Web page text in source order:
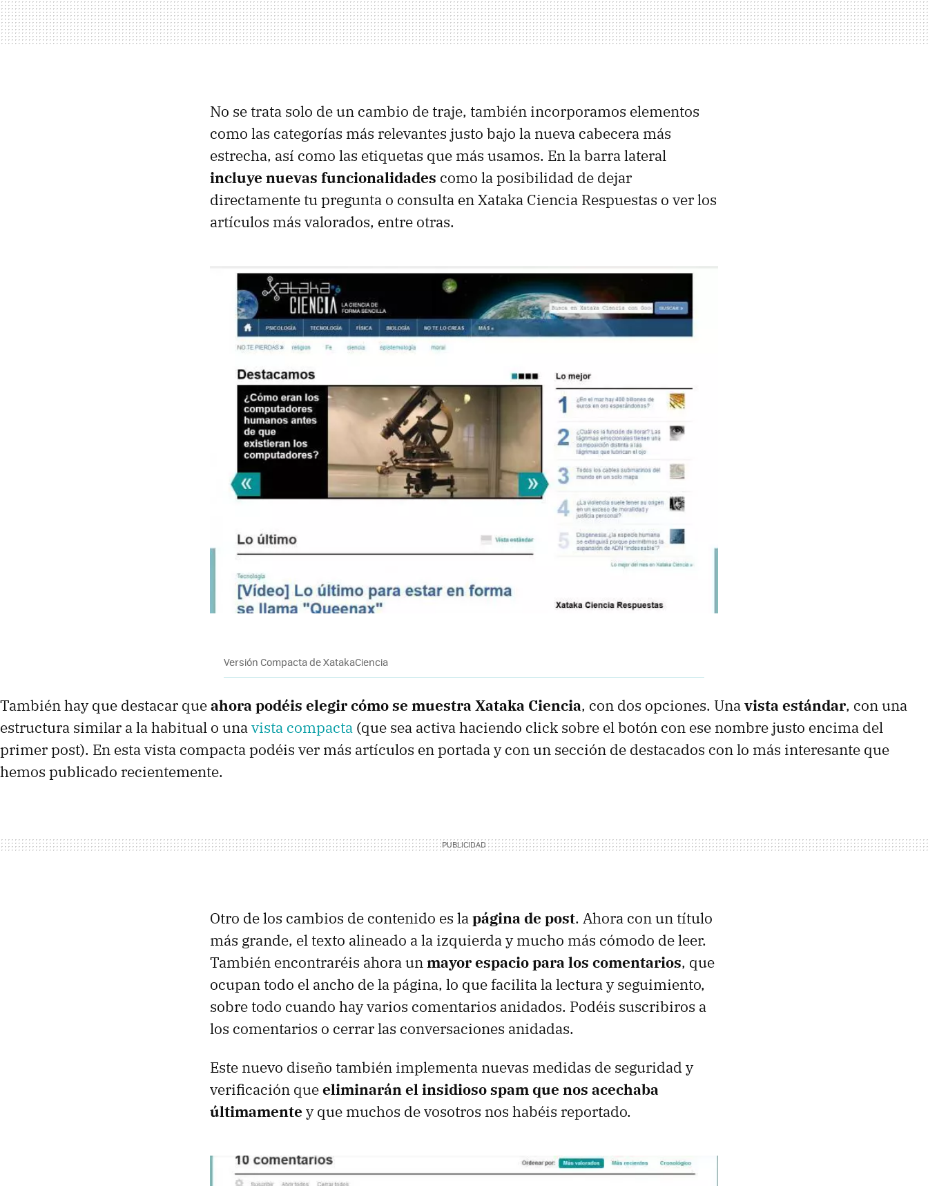
No se trata solo de un cambio de traje, también incorporamos elementos
como las categorías más relevantes justo bajo la nueva cabecera más
estrecha, así como las etiquetas que más usamos. En la barra lateral
incluye nuevas funcionalidades como la posibilidad de dejar
directamente tu pregunta o consulta en Xataka Ciencia Respuestas o ver los
artículos más valorados, entre otras.
Versión Compacta de XatakaCiencia
También hay que destacar queahora podéis elegir cómo se muestra Xataka Ciencia, con dos opciones. Unavista estándar, con una
estructura similar a la habitual o unavista compacta (que sea activa haciendo click sobre el botón con ese nombre justo encima del
primer post). En esta vista compacta podéis ver más artículos en portada y con un sección de destacados con lo más interesante que
hemos publicado recientemente.
Otro de los cambios de contenido es lapágina de post. Ahora con un título
más grande, el texto alineado a la izquierda y mucho más cómodo de leer.
También encontraréis ahora unmayor espacio para los comentarios, que
ocupan todo el ancho de la página, lo que facilita la lectura y seguimiento,
sobre todo cuando hay varios comentarios anidados. Podéis suscribiros a
los comentarios o cerrar las conversaciones anidadas.
Este nuevo diseño también implementa nuevas medidas de seguridad y
verificación queeliminarán el insidioso spam que nos acechaba
últimamente y que muchos de vosotros nos habéis reportado.